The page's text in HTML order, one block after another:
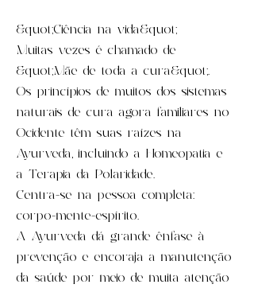
&quot;Ciência na vida&quot;
Muitas vezes é chamado de
&quot;Mãe de toda a cura&quot;.
Os princípios de muitos dos sistemas
naturais de cura agora familiares no
Ocidente têm suas raízes na
Ayurveda, incluindo a Homeopatia e
a Terapia da Polaridade.
Centra-se na pessoa completa:
corpo-mente-espírito.
A Ayurveda dá grande ênfase à
prevenção e encoraja a manutenção
da saúde por meio de muita atenção